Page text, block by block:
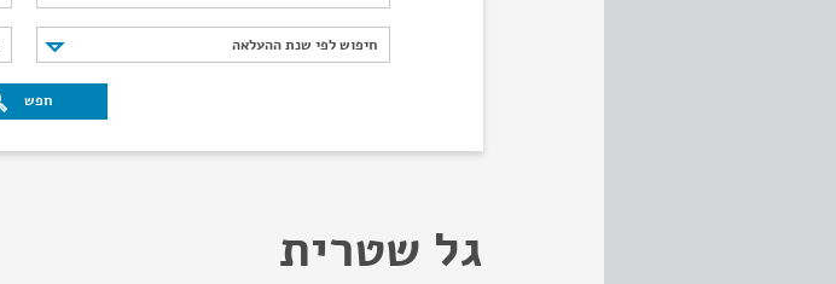
חיפוש לפי שנת ההעלאה
חיפוש לפי שנת ההעלאה
חפש
גל שטרית